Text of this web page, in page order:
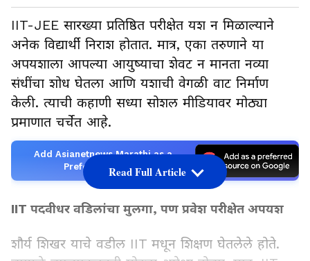
IIT-JEE सारख्या प्रतिष्ठित परीक्षेत यश न मिळाल्याने
अनेक विद्यार्थी निराश होतात. मात्र, एका तरुणाने या
अपयशाला आपल्या आयुष्याचा शेवट न मानता नव्या
संधींचा शोध घेतला आणि यशाची वेगळी वाट निर्माण
केली. त्याची कहाणी सध्या सोशल मीडियावर मोठ्या
प्रमाणात चर्चेत आहे.
Add Asianetnews Marathi as a
Preferred Source
IIT पदवीधर वडिलांचा मुलगा, पण प्रवेश परीक्षेत अपयश
शौर्य शिखर याचे वडील IIT मधून शिक्षण घेतलेले होते.
Read Full Article